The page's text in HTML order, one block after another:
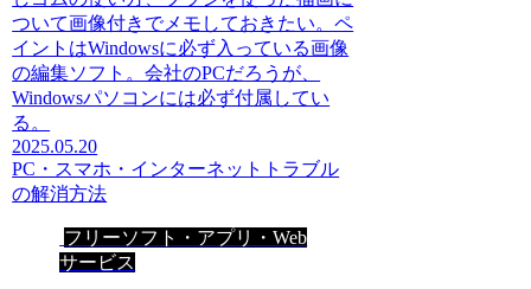
ついて画像付きでメモしておきたい。ペ
イントはWindowsに必ず入っている画像
の編集ソフト。会社のPCだろうが、
Windowsパソコンには必ず付属してい
る。
2025.05.20
PC・スマホ・インターネットトラブル
の解消方法
フリーソフト・アプリ・Web
サービス